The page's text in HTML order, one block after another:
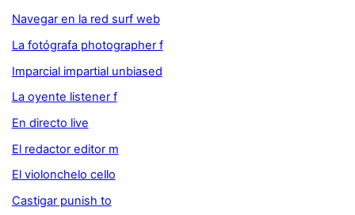
Navegar en la red surf web
La fotógrafa photographer f
Imparcial impartial unbiased
La oyente listener f
En directo live
El redactor editor m
El violonchelo cello
Castigar punish to